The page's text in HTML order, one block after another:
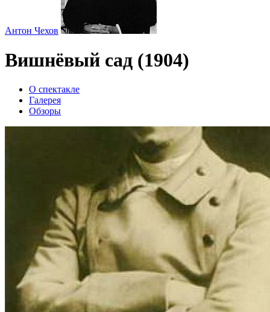
Антон Чехов
Вишнёвый сад (1904)
О спектакле
Галерея
Обзоры